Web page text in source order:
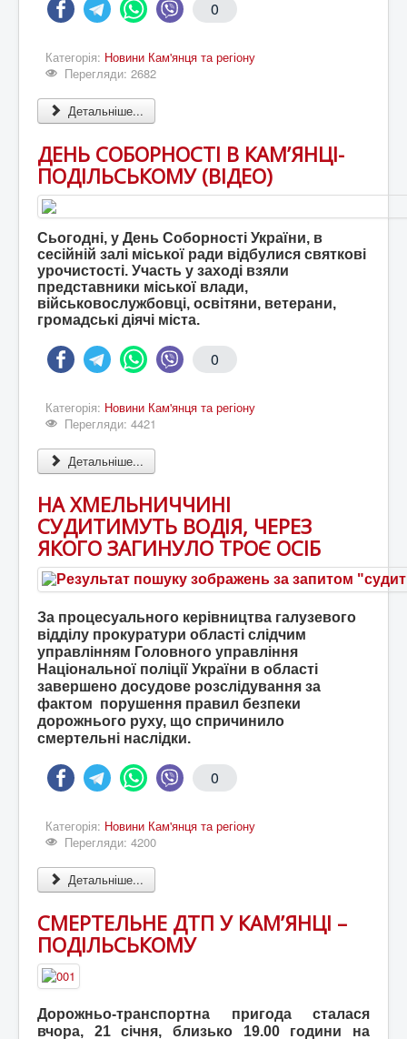
0
Категорія: Новини Кам'янця та регіону
Перегляди: 2682
Детальніше...
ДЕНЬ СОБОРНОСТІ В КАМ’ЯНЦІ-
ПОДІЛЬСЬКОМУ (ВІДЕО)
Сьогодні, у День Соборності України, в
сесійній залі міської ради відбулися святкові
урочистості. Участь у заході взяли
представники міської влади,
військовослужбовці, освітяни, ветерани,
громадські діячі міста.
0
Категорія: Новини Кам'янця та регіону
Перегляди: 4421
Детальніше...
НА ХМЕЛЬНИЧЧИНІ
СУДИТИМУТЬ ВОДІЯ, ЧЕРЕЗ
ЯКОГО ЗАГИНУЛО ТРОЄ ОСІБ
За процесуального керівництва галузевого
відділу прокуратури області слідчим
управлінням Головного управління
Національної поліції України в області
завершено досудове розслідування за
фактом порушення правил безпеки
дорожнього руху, що спричинило
смертельні наслідки.
0
Категорія: Новини Кам'янця та регіону
Перегляди: 4200
Детальніше...
СМЕРТЕЛЬНЕ ДТП У КАМ’ЯНЦІ –
ПОДІЛЬСЬКОМУ
Дорожньо-транспортна пригода сталася
вчора, 21 січня, близько 19.00 години на